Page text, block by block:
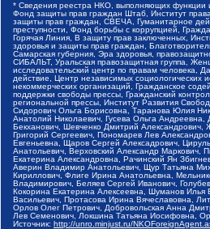
* Сведения реестра НКО, выполняющих функции
Фонд защиты прав граждан Штаб, Институт
защиты прав граждан, СВЕЧА, Гуманитарное
преступности, Фонд борьбы с коррупцией,
Горячая Линия, В защиту прав заключенных,
здоровья и защиты прав граждан,
Самарская губерния, Эра здоровья,
СИБАЛЬТ, Уральская правозащитная группа,
исследовательский центр по правам человека,
действие, Центр независимых
некоммерческих организаций, Гражданское
поддержки свободы прессы, Гражданский
региональной прессы, Институт Развития
Сидорович Ольга Борисовна, Таранова Юлия
Анатолий Николаевич, Гусева Ольга
Бекханович, Шевченко Дмитрий
Григорий Сергеевич, Пономарев Лев
Евгеньевна, Щаров Сергей Алексадрович,
Анатольевич, Верховский Александр Маркович,
Екатерина Александровна, Рачинский Ян
Аверин Владимир Анатольевич, Щур Татьяна
Кириллович, Флиге Ирина Анатольевна,
Владимирович, Беляев Сергей Иванович,
Кокорина Екатерина Алексеевна, Шуманов
Васильевич, Протасова Ирина Вячеславовна,
Орлов Олег Петрович, Добровольская Анна
Лев Семенович, Локшина Татьяна Иосифовна,
Источник: http://unro.minjust.ru/